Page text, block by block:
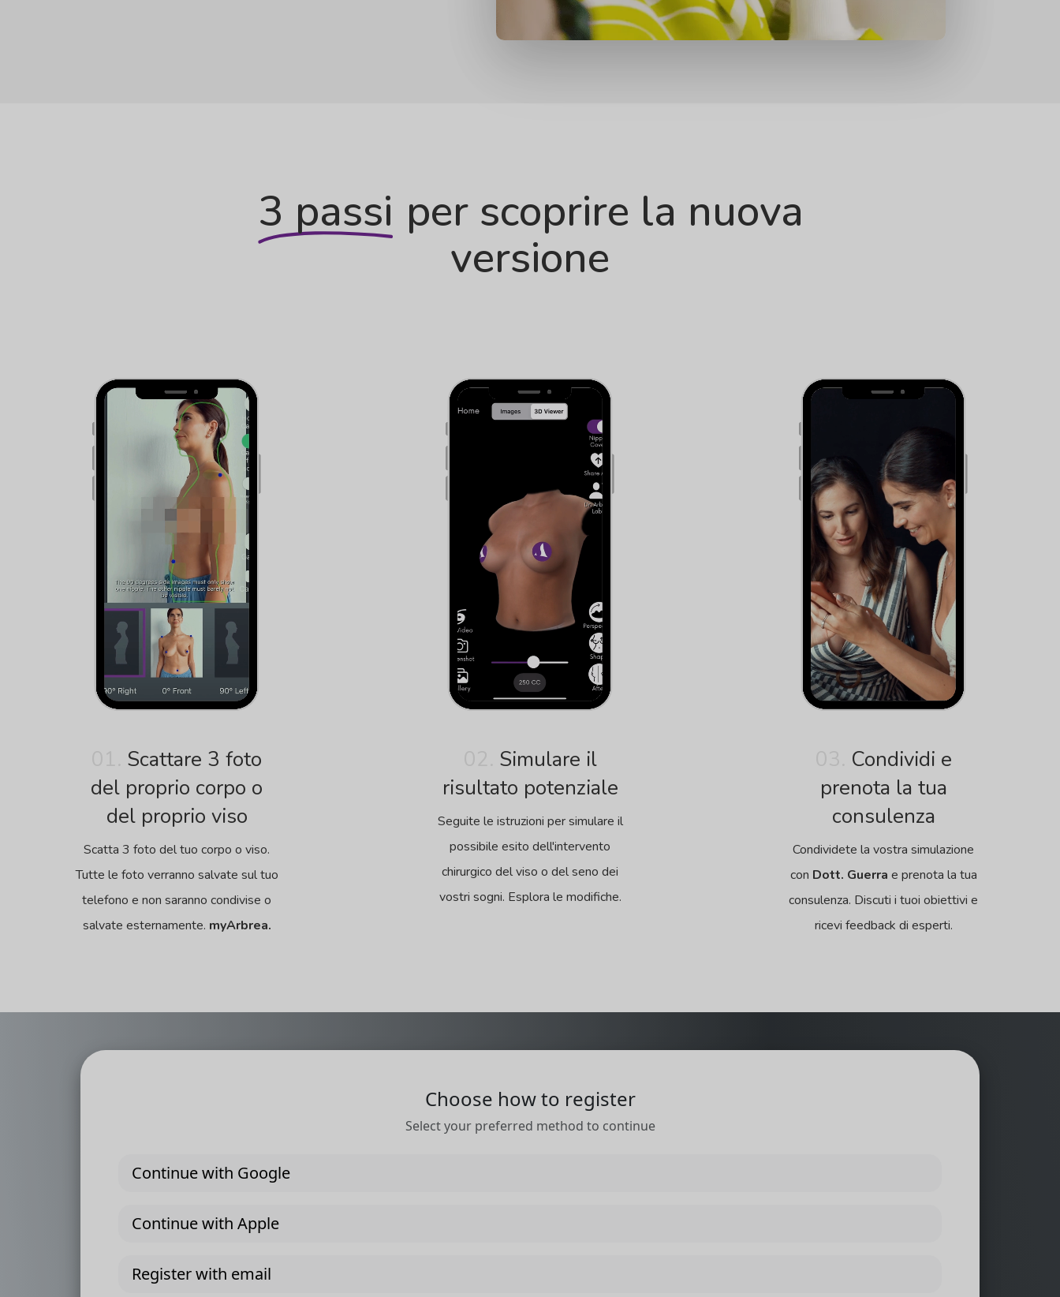
3 passi per scoprire la nuova
versione
Scattare 3 foto
del proprio corpo o
del proprio viso
Scatta 3 foto del tuo corpo o viso.
Tutte le foto verranno salvate sul tuo
telefono e non saranno condivise o
salvate esternamente. myArbrea.
Simulare il
risultato potenziale
Seguite le istruzioni per simulare il
possibile esito dell'intervento
chirurgico del viso o del seno dei
vostri sogni. Esplora le modifiche.
Condividi e
prenota la tua
consulenza
Condividete la vostra simulazione
con Dott. Guerra e prenota la tua
consulenza. Discuti i tuoi obiettivi e
ricevi feedback di esperti.